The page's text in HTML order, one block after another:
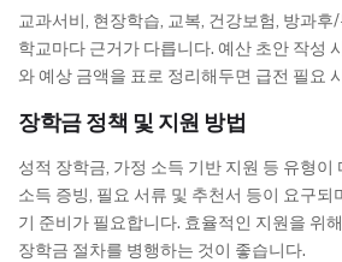
교과서비, 현장학습, 교복, 건강보험, 방과
학교마다 근거가 다릅니다. 예산 초안 작성
와 예상 금액을 표로 정리해두면 급전 필요
장학금 정책 및 지원 방법
성적 장학금, 가정 소득 기반 지원 등 유형이
소득 증빙, 필요 서류 및 추천서 등이 요구되
기 준비가 필요합니다. 효율적인 지원을 위
장학금 절차를 병행하는 것이 좋습니다.